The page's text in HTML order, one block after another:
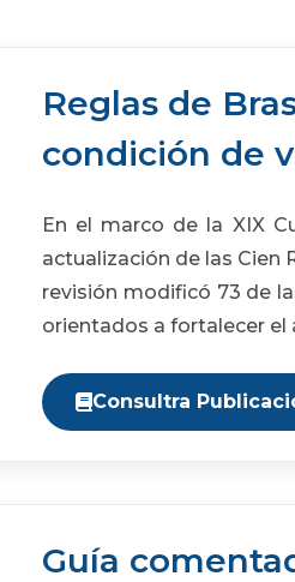
Reglas de
condición de
En el marco de la XIX
actualización de las Cien
revisión modificó 73 de
orientados a fortalecer el
Consultra
Guía